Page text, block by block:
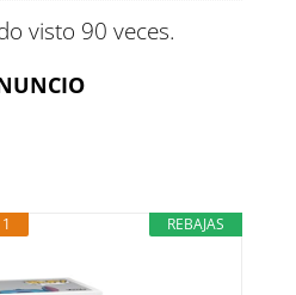
visto 90 veces.
REBAJAS